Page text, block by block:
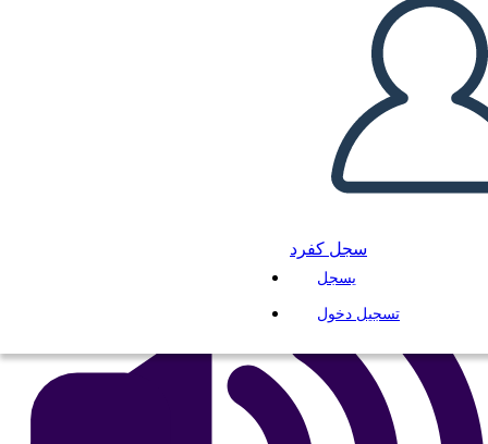
سجل كفرد
يسجل
تسجيل دخول
Schiavitù: Harriet Tubman